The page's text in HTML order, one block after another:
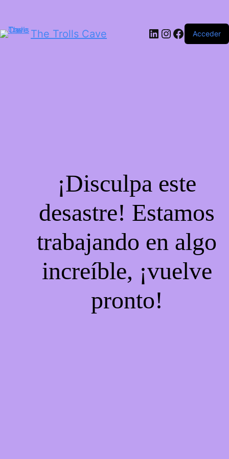
The Trolls Cave LinkedIn
Instagram
Facebook
Acceder
¡Disculpa este
desastre! Estamos
trabajando en algo
increíble, ¡vuelve
pronto!